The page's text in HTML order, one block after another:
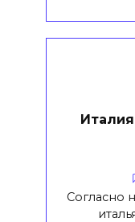
Согласно